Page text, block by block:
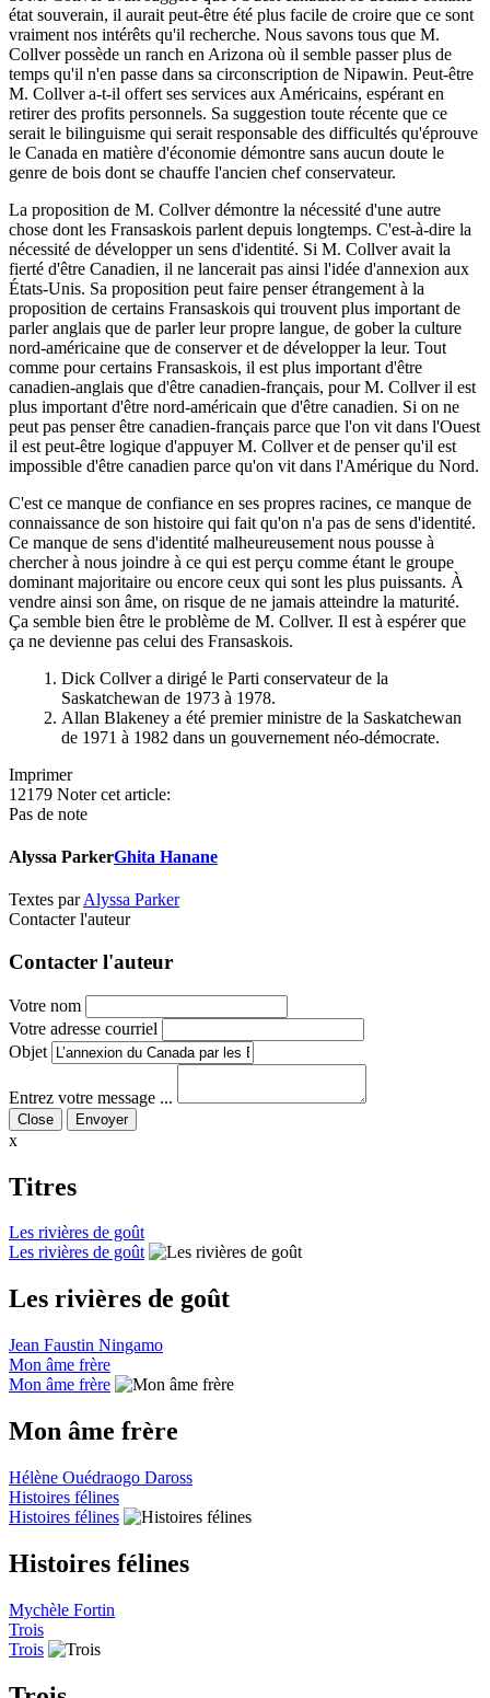
état souverain, il aurait peut-être été plus facile de croire que ce sont
vraiment nos intérêts qu'il recherche. Nous savons tous que M.
Collver possède un ranch en Arizona où il semble passer plus de
temps qu'il n'en passe dans sa circonscription de Nipawin. Peut-être
M. Collver a-t-il offert ses services aux Américains, espérant en
retirer des profits personnels. Sa suggestion toute récente que ce
serait le bilinguisme qui serait responsable des difficultés qu'éprouve
le Canada en matière d'économie démontre sans aucun doute le
genre de bois dont se chauffe l'ancien chef conservateur.
La proposition de M. Collver démontre la nécessité d'une autre
chose dont les Fransaskois parlent depuis longtemps. C'est-à-dire la
nécessité de développer un sens d'identité. Si M. Collver avait la
fierté d'être Canadien, il ne lancerait pas ainsi l'idée d'annexion aux
États-Unis. Sa proposition peut faire penser étrangement à la
proposition de certains Fransaskois qui trouvent plus important de
parler anglais que de parler leur propre langue, de gober la culture
nord-américaine que de conserver et de développer la leur. Tout
comme pour certains Fransaskois, il est plus important d'être
canadien-anglais que d'être canadien-français, pour M. Collver il est
plus important d'être nord-américain que d'être canadien. Si on ne
peut pas penser être canadien-français parce que l'on vit dans l'Ouest
il est peut-être logique d'appuyer M. Collver et de penser qu'il est
impossible d'être canadien parce qu'on vit dans l'Amérique du Nord.
C'est ce manque de confiance en ses propres racines, ce manque de
connaissance de son histoire qui fait qu'on n'a pas de sens d'identité.
Ce manque de sens d'identité malheureusement nous pousse à
chercher à nous joindre à ce qui est perçu comme étant le groupe
dominant majoritaire ou encore ceux qui sont les plus puissants. À
vendre ainsi son âme, on risque de ne jamais atteindre la maturité.
Ça semble bien être le problème de M. Collver. Il est à espérer que
ça ne devienne pas celui des Fransaskois.
Dick Collver a dirigé le Parti conservateur de la
Saskatchewan de 1973 à 1978.
Allan Blakeney a été premier ministre de la Saskatchewan
de 1971 à 1982 dans un gouvernement néo-démocrate.
Imprimer
12179 Noter cet article:
Pas de note
Alyssa ParkerGhita Hanane
Textes parAlyssa Parker
Contacter l'auteur
Contacter l'auteur
Votre nom
Votre adresse courriel
Objet
Entrez votre message ...
Close
x
Titres
Les rivières de goût
Les rivières de goût
Les rivières de goût
Jean Faustin Ningamo
Mon âme frère
Mon âme frère
Mon âme frère
Hélène Ouédraogo Daross
Histoires félines
Histoires félines
Histoires félines
Mychèle Fortin
Trois
Trois